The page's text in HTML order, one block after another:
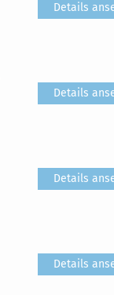
Details
Details
Details
Details